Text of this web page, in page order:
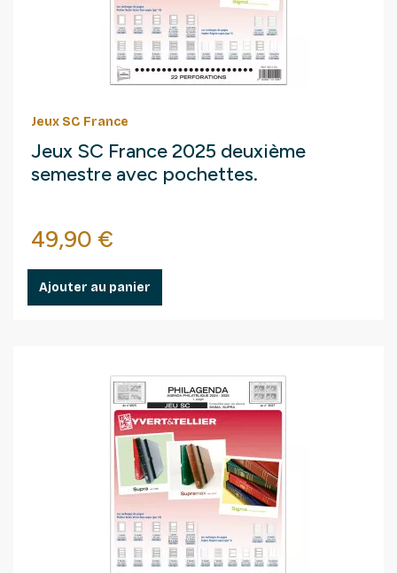
Jeux SC France
Jeux SC France 2025 deuxième
semestre avec pochettes.
Prix
49,90 €
Ajouter au panier